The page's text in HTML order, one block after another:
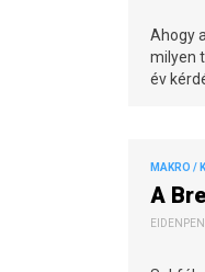
Ahogy
milyen
év
MAKRO /
A